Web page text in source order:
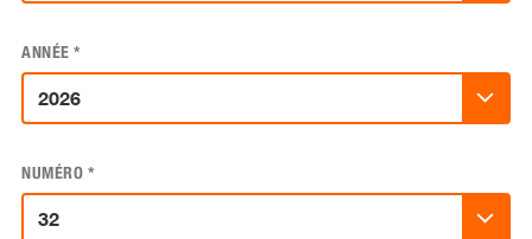
ANNÉE *
NUMÉRO *